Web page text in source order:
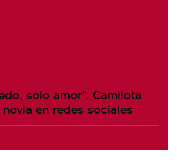
solo amor": Camilota
en redes sociales